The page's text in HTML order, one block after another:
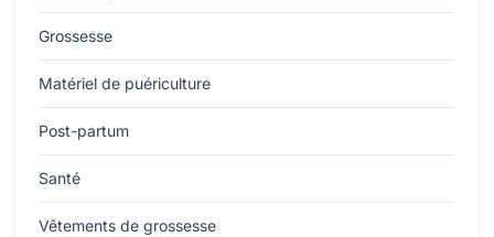
Grossesse
Matériel de puériculture
Post-partum
Santé
Vêtements de grossesse